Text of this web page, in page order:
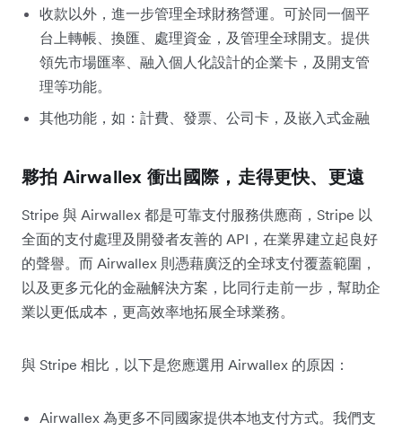
收款以外，進一步管理全球財務營運。可於同一個平
台上轉帳、換匯、處理資金，及管理全球開支。提供
領先市場匯率、融入個人化設計的企業卡，及開支管
理等功能。
其他功能，如：計費、發票、公司卡，及嵌入式金融
夥拍 Airwallex 衝出國際，走得更快、更遠
Stripe 與 Airwallex 都是可靠支付服務供應商，Stripe 以
全面的支付處理及開發者友善的 API，在業界建立起良好
的聲譽。而 Airwallex 則憑藉廣泛的全球支付覆蓋範圍，
以及更多元化的金融解決方案，比同行走前一步，幫助企
業以更低成本，更高效率地拓展全球業務。
與 Stripe 相比，以下是您應選用 Airwallex 的原因：
Airwallex 為更多不同國家提供本地支付方式。我們支